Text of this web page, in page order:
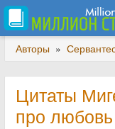
Авторы »
Цитаты
про любовь